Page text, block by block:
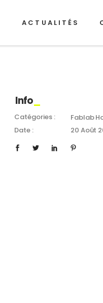
ACTUALITÉS
Info
Catégories :
Fablab
Date :
20 Août